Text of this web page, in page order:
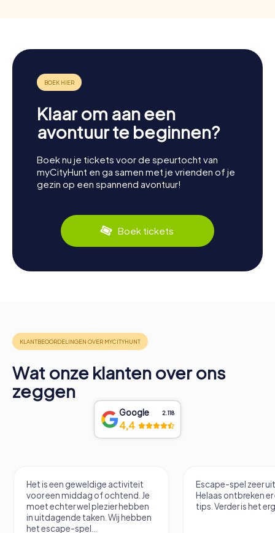
Klaar om aan een
avontuur te beginnen?
Boek nu je tickets voor de speurtocht van
myCityHunt en ga samen met je vrienden of je
gezin op een spannend avontuur!
Boek tickets
Wat onze klanten over ons
zeggen
Google 2.118
4,4
Escape-spel zeer uitdagend.
Helaas ontbreken er een paar
tips. Verder is het erg leuk.
Hele coole VR